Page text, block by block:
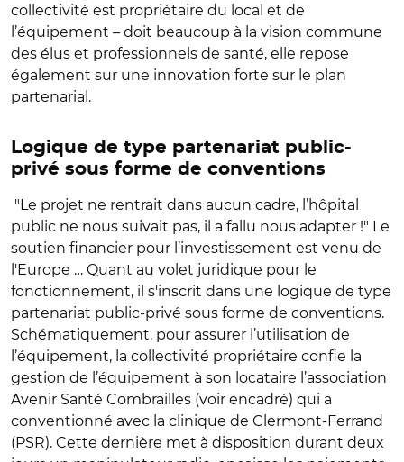
collectivité est propriétaire du local et de
l’équipement – doit beaucoup à la vision commune
des élus et professionnels de santé, elle repose
également sur une innovation forte sur le plan
partenarial.
Logique de type partenariat public-
privé sous forme de conventions
"Le projet ne rentrait dans aucun cadre, l’hôpital
public ne nous suivait pas, il a fallu nous adapter !" Le
soutien financier pour l’investissement est venu de
l'Europe … Quant au volet juridique pour le
fonctionnement, il s'inscrit dans une logique de type
partenariat public-privé sous forme de conventions.
Schématiquement, pour assurer l’utilisation de
l’équipement, la collectivité propriétaire confie la
gestion de l’équipement à son locataire l’association
Avenir Santé Combrailles (voir encadré) qui a
conventionné avec la clinique de Clermont-Ferrand
(PSR). Cette dernière met à disposition durant deux